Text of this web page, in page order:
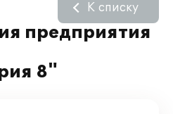
предприятия
8"
К списку